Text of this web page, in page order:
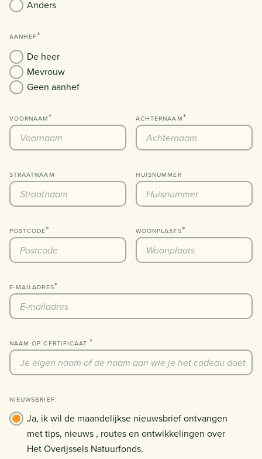
Anders
AANHEF
De heer
Mevrouw
Geen aanhef
VOORNAAM ACHTERNAAM
STRAATNAAM HUISNUMMER
POSTCODE WOONPLAATS
E-MAILADRES
NAAM OP CERTIFICAAT
NIEUWSBRIEF:
Ja, ik wil de maandelijkse nieuwsbrief ontvangen
met tips, nieuws , routes en ontwikkelingen over
Het Overijssels Natuurfonds.